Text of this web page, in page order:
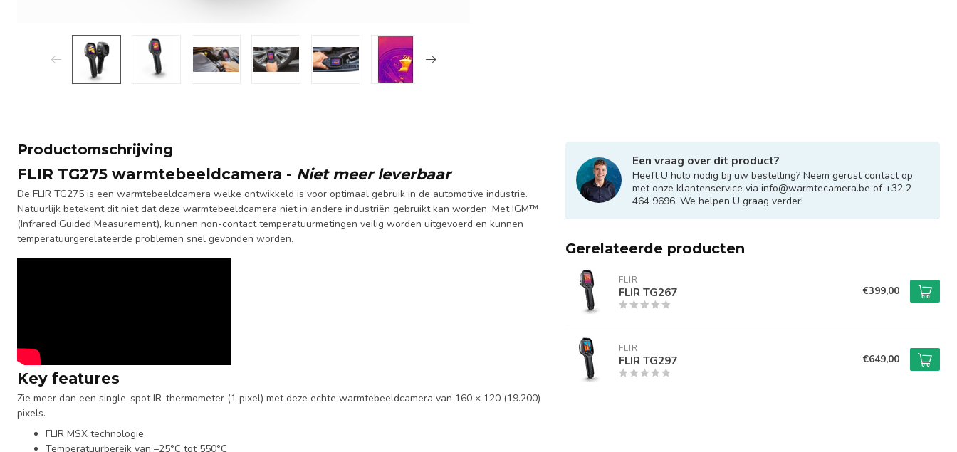
Productomschrijving
FLIR TG275 warmtebeeldcamera - Niet meer leverbaar
De FLIR TG275 is een warmtebeeldcamera welke ontwikkeld is voor optimaal gebruik in de automotive industrie.
Natuurlijk betekent dit niet dat deze warmtebeeldcamera niet in andere industriën gebruikt kan worden. Met IGM™
(Infrared Guided Measurement), kunnen non-contact temperatuurmetingen veilig worden uitgevoerd en kunnen
temperatuurgerelateerde problemen snel gevonden worden.
Key features
Zie meer dan een single-spot IR-thermometer (1 pixel) met deze echte warmtebeeldcamera van 160 × 120 (19.200)
pixels.
FLIR MSX technologie
Temperatuurbereik van –25°C tot 550°C
Een vraag over dit product?
Heeft U hulp nodig bij uw bestelling? Neem gerust contact op
met onze klantenservice via info@warmtecamera.be of +32 2
464 9696. We helpen U graag verder!
Gerelateerde producten
FLIR
FLIR TG267 €399,00
FLIR
FLIR TG297 €649,00